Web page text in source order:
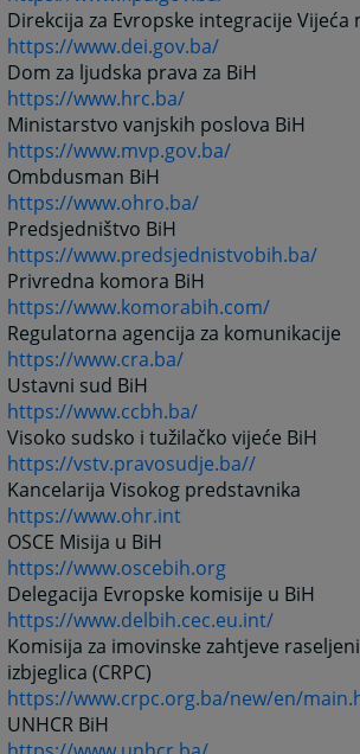
Direkcija za Evropske integracije Vijeća
https://www.dei.gov.ba/
Dom za ljudska prava za BiH
https://www.hrc.ba/
Ministarstvo vanjskih poslova BiH
https://www.mvp.gov.ba/
Ombdusman BiH
https://www.ohro.ba/
Predsjedništvo BiH
https://www.predsjednistvobih.ba/
Privredna komora BiH
https://www.komorabih.com/
Regulatorna agencija za komunikacije
https://www.cra.ba/
Ustavni sud BiH
https://www.ccbh.ba/
Visoko sudsko i tužilačko vijeće BiH
https://vstv.pravosudje.ba//
Kancelarija Visokog predstavnika
https://www.ohr.int
OSCE Misija u BiH
https://www.oscebih.org
Delegacija Evropske komisije u BiH
https://www.delbih.cec.eu.int/
Komisija za imovinske zahtjeve
izbjeglica (CRPC)
https://www.crpc.org.ba/new/en/
UNHCR BiH